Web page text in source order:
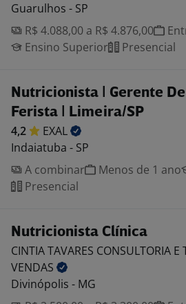
Guarulhos - SP
R$ 4.088,00 a R$ 4.876,00
Ensino Superior
Presencial
Nutricionista | Gerente
Ferista | Limeira/SP
4,2
EXAL
Indaiatuba - SP
A combinar
Menos de 1 ano
Presencial
Nutricionista Clínica
CINTIA TAVARES CONSULTORIA
VENDAS
Divinópolis - MG